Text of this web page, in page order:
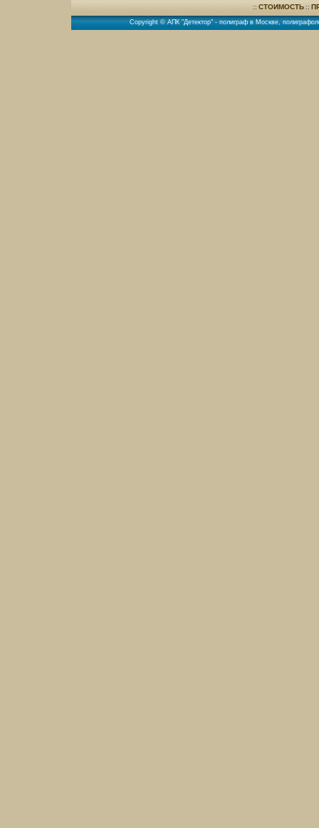
:: СТОИМОСТЬ::
Copyright © АПК "Детектор" - полиграф в Москве,